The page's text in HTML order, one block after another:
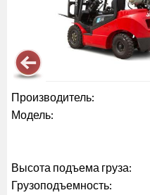
Производитель:
Модель:
Высота подъема груза:
Грузоподъемность: